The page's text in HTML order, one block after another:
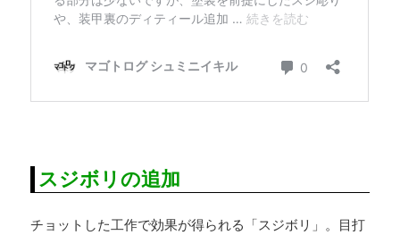
スジボリの追加
チョットした工作で効果が得られる「スジボリ」。目打